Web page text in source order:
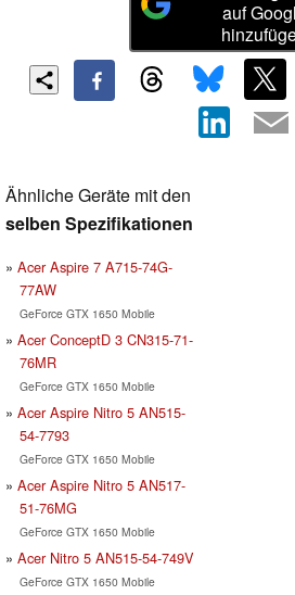
auf
Ähnliche Geräte mit den
selben Spezifikationen
Acer Aspire 7 A715-74G-
77AW
GeForce GTX 1650 Mobile
Acer ConceptD 3 CN315-71-
76MR
GeForce GTX 1650 Mobile
Acer Aspire Nitro 5 AN515-
54-7793
GeForce GTX 1650 Mobile
Acer Aspire Nitro 5 AN517-
51-76MG
GeForce GTX 1650 Mobile
Acer Nitro 5 AN515-54-749V
GeForce GTX 1650 Mobile